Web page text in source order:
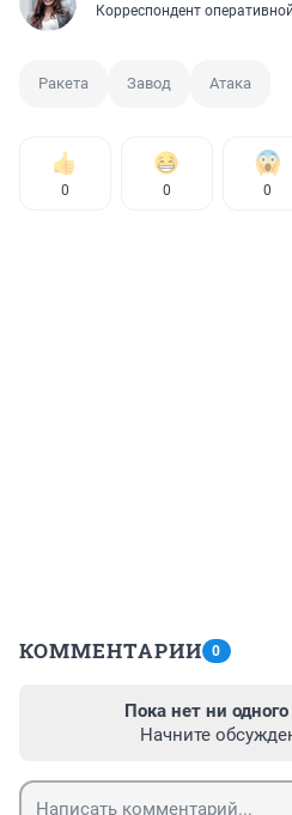
Корреспондент
Ракета Завод Атака
0 0 0
КОММЕНТАРИИ 0
Пока нет ни
Начните